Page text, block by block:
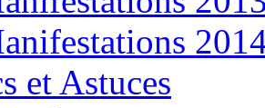
et Astuces